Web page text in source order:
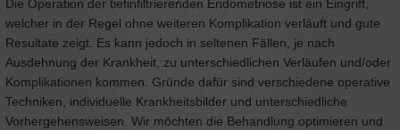
Die Operation der tiefinfiltrierenden Endometriose ist ein Eingriff,
welcher in der Regel ohne weiteren Komplikation verläuft und gute
Resultate zeigt. Es kann jedoch in seltenen Fällen, je nach
Ausdehnung der Krankheit, zu unterschiedlichen Verläufen und/oder
Komplikationen kommen. Gründe dafür sind verschiedene operative
Techniken, individuelle Krankheitsbilder und unterschiedliche
Vorhergehensweisen. Wir möchten die Behandlung optimieren und